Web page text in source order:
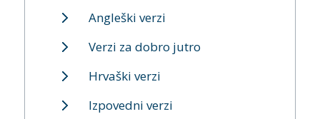
Angleški verzi
Verzi za dobro jutro
Hrvaški verzi
Izpovedni verzi